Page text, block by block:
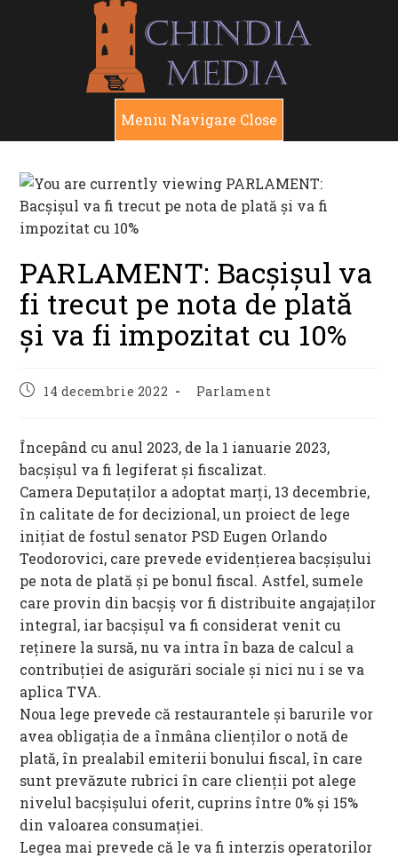
Meniu Navigare Close
PARLAMENT: Bacșișul va
fi trecut pe nota de plată
și va fi impozitat cu 10%
Post14 decembrie 2022
Post
Parlament
Începând cu anul 2023, de la 1 ianuarie 2023,
bacșișul va fi legiferat și fiscalizat.
Camera Deputaţilor a adoptat marți, 13 decembrie,
în calitate de for decizional, un proiect de lege
iniţiat de fostul senator PSD Eugen Orlando
Teodorovici, care prevede evidenţierea bacşişului
pe nota de plată şi pe bonul fiscal. Astfel, sumele
care provin din bacșiș vor fi distribuite angajaţilor
integral, iar bacşişul va fi considerat venit cu
reţinere la sursă, nu va intra în baza de calcul a
contribuţiei de asigurări sociale şi nici nu i se va
aplica TVA.
Noua lege prevede că restaurantele și barurile vor
avea obligaţia de a înmâna clienților o notă de
plată, în prealabil emiterii bonului fiscal, în care
sunt prevăzute rubrici în care clienții pot alege
nivelul bacşişului oferit, cuprins între 0% şi 15%
din valoarea consumaţiei.
Legea mai prevede că le va fi interzis operatorilor